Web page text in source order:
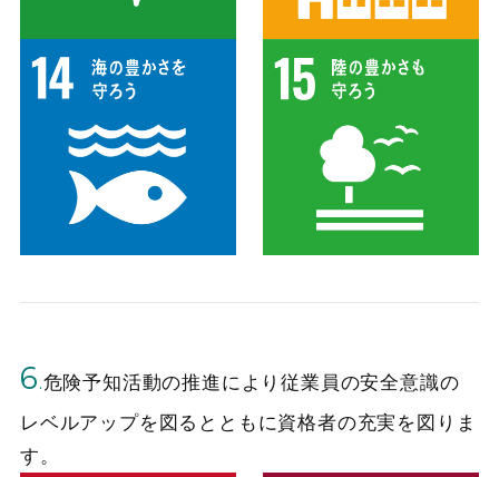
6.危険予知活動の推進により従業員の安全意識の
レベルアップを図るとともに資格者の充実を図りま
す。